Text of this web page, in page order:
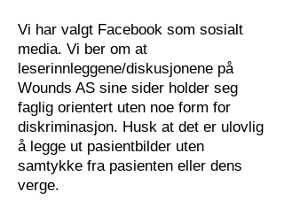
Vi har valgt Facebook som sosialt
media. Vi ber om at
leserinnleggene/diskusjonene på
Wounds AS sine sider holder seg
faglig orientert uten noe form for
diskriminasjon. Husk at det er ulovlig
å legge ut pasientbilder uten
samtykke fra pasienten eller dens
verge.